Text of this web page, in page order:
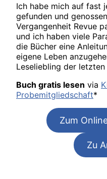
Ich habe mich auf fast
gefunden und
Vergangenheit Revue
und ich haben viele
die Bücher eine
eigene Leben
Leseliebling der letzten
Buch gratis lesen via
Probemitgliedschaft*
Zum
Zu